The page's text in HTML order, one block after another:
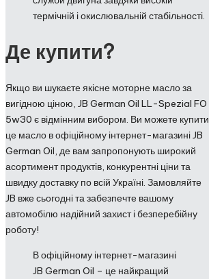
термічній і окислювальній стабільності.
Де купити?
Якщо ви шукаєте якісне моторне масло за
вигідною ціною, JB German Oil LL-Spezial FO
5w30 є відмінним вибором. Ви можете купити
це масло в офіційному інтернет-магазині JB
German Oil, де вам запропонують широкий
асортимент продуктів, конкурентні ціни та
швидку доставку по всій Україні. Замовляйте
JB вже сьогодні та забезпечте вашому
автомобілю надійний захист і безперебійну
роботу!
В офіційному інтернет-магазині
JB German Oil – це найкращий